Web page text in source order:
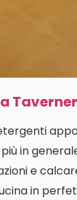
in
e
in